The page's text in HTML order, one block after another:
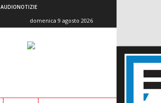
AUDIONOTIZIE
domenica 9 agosto 2026